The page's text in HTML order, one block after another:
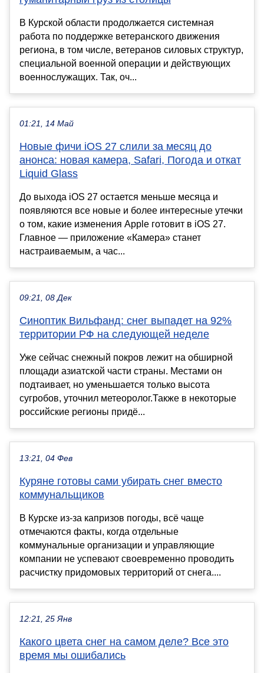
В Курской области продолжается системная
работа по поддержке ветеранского движения
региона, в том числе, ветеранов силовых структур,
специальной военной операции и действующих
военнослужащих. Так, оч...
01:21, 14 Май
Новые фичи iOS 27 слили за месяц до
анонса: новая камера, Safari, Погода и откат
Liquid Glass
До выхода iOS 27 остается меньше месяца и
появляются все новые и более интересные утечки
о том, какие изменения Apple готовит в iOS 27.
Главное — приложение «Камера» станет
настраиваемым, а час...
09:21, 08 Дек
Синоптик Вильфанд: снег выпадет на 92%
территории РФ на следующей неделе
Уже сейчас снежный покров лежит на обширной
площади азиатской части страны. Местами он
подтаивает, но уменьшается только высота
сугробов, уточнил метеоролог.Также в некоторые
российские регионы придё...
13:21, 04 Фев
Куряне готовы сами убирать снег вместо
коммунальщиков
В Курске из-за капризов погоды, всё чаще
отмечаются факты, когда отдельные
коммунальные организации и управляющие
компании не успевают своевременно проводить
расчистку придомовых территорий от снега....
12:21, 25 Янв
Какого цвета снег на самом деле? Все это
время мы ошибались